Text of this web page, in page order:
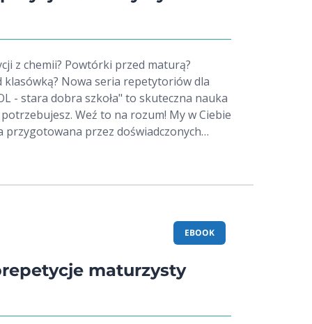
z chemii? Powtórki przed maturą?
klasówką? Nowa seria repetytoriów dla
- stara dobra szkoła" to skuteczna nauka
Weź to na rozum! My w Ciebie
średnich, którzy potrzebują powtórki z
przez układ okresowy pierwiastków i
organiczne i wielofunkcyjne -
maturalnymi na poziomie podstawowym
ilustracje, tabele - przykłady
z omówionymi rozwiązaniami -
EBOOK
maturzysty